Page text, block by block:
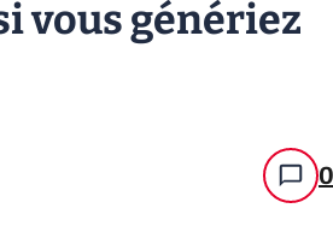
vous génériez
0